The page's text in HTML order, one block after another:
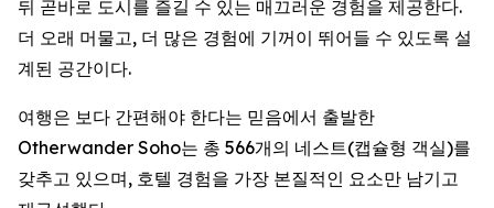
뒤 곧바로 도시를 즐길 수 있는 매끄러운 경험을 제공한다.
더 오래 머물고, 더 많은 경험에 기꺼이 뛰어들 수 있도록 설
계된 공간이다.
여행은 보다 간편해야 한다는 믿음에서 출발한
Otherwander Soho는 총 566개의 네스트(캡슐형 객실)를
갖추고 있으며, 호텔 경험을 가장 본질적인 요소만 남기고